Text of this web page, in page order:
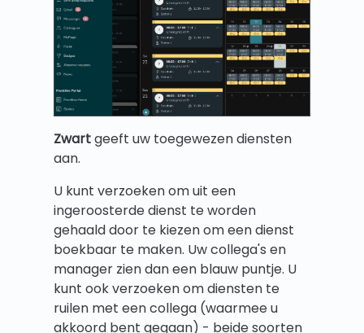
Zwartgeeft uw toegewezen diensten
aan.
U kunt verzoeken om uit een
ingeroosterde dienst te worden
gehaald door te kiezen om een dienst
boekbaar te maken. Uw collega's en
manager zien dan een blauw puntje. U
kunt ook verzoeken om diensten te
ruilen met een collega (waarmee u
akkoord bent gegaan) - beide soorten